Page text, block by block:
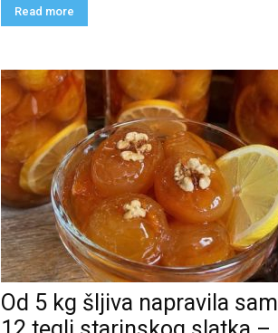
Read more
Od 5 kg šljiva napravila sam